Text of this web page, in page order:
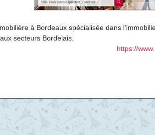
à Bordeaux spécialisée dans
secteurs Bordelais.
https://